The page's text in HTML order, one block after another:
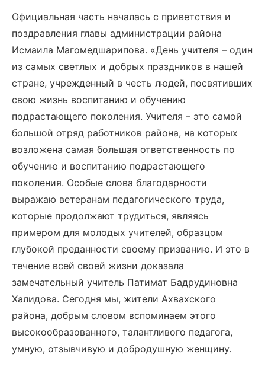
Официальная часть началась с приветствия и
поздравления главы администрации района
Исмаила Магомедшарипова. «День учителя – один
из самых светлых и добрых праздников в нашей
стране, учрежденный в честь людей, посвятивших
свою жизнь воспитанию и обучению
подрастающего поколения. Учителя – это самой
большой отряд работников района, на которых
возложена самая большая ответственность по
обучению и воспитанию подрастающего
поколения. Особые слова благодарности
выражаю ветеранам педагогического труда,
которые продолжают трудиться, являясь
примером для молодых учителей, образцом
глубокой преданности своему призванию. И это в
течение всей своей жизни доказала
замечательный учитель Патимат Бадрудиновна
Халидова. Сегодня мы, жители Ахвахского
района, добрым словом вспоминаем этого
высокообразованного, талантливого педагога,
умную, отзывчивую и добродушную женщину.